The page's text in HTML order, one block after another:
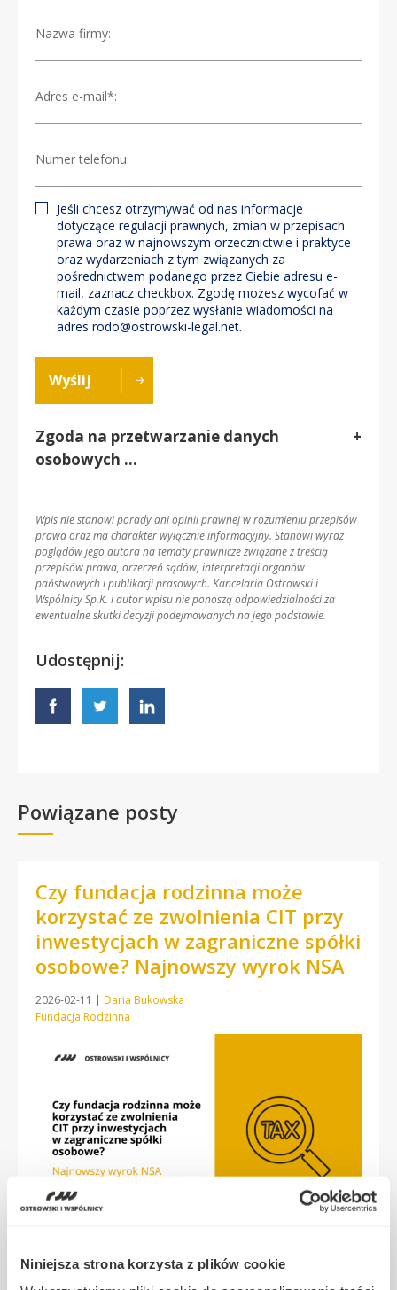
Niniejsza strona korzysta z plików cookie
Nazwa firmy:
Adres e-mail*:
Numer telefonu:
Jeśli chcesz otrzymywać od nas informacje
dotyczące regulacji prawnych, zmian w przepisach
prawa oraz w najnowszym orzecznictwie i praktyce
oraz wydarzeniach z tym związanych za
pośrednictwem podanego przez Ciebie adresu e-
mail, zaznacz checkbox. Zgodę możesz wycofać w
każdym czasie poprzez wysłanie wiadomości na
adres rodo@ostrowski-legal.net.
Wyślij
Zgoda na przetwarzanie danych
osobowych …
+
Wpis nie stanowi porady ani opinii prawnej w rozumieniu przepisów
prawa oraz ma charakter wyłącznie informacyjny. Stanowi wyraz
poglądów jego autora na tematy prawnicze związane z treścią
przepisów prawa, orzeczeń sądów, interpretacji organów
państwowych i publikacji prasowych. Kancelaria Ostrowski i
Wspólnicy Sp.K. i autor wpisu nie ponoszą odpowiedzialności za
ewentualne skutki decyzji podejmowanych na jego podstawie.
Udostępnij:
Powiązane posty
Czy fundacja rodzinna może
korzystać ze zwolnienia CIT przy
inwestycjach w zagraniczne spółki
osobowe? Najnowszy wyrok NSA
2026-02-11 | Daria Bukowska
Fundacja Rodzinna
Najnowsze orzeczenie Naczelnego Sądu Administracyjnego
dotyczące opodatkowania fundacji rodzinnych wpisuje się w